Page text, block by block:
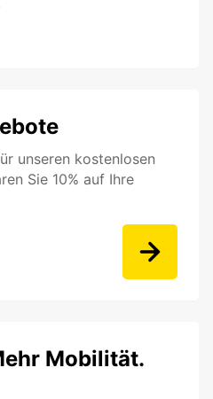
unseren kostenlosen
Sie 10% auf Ihre
Mobilität.